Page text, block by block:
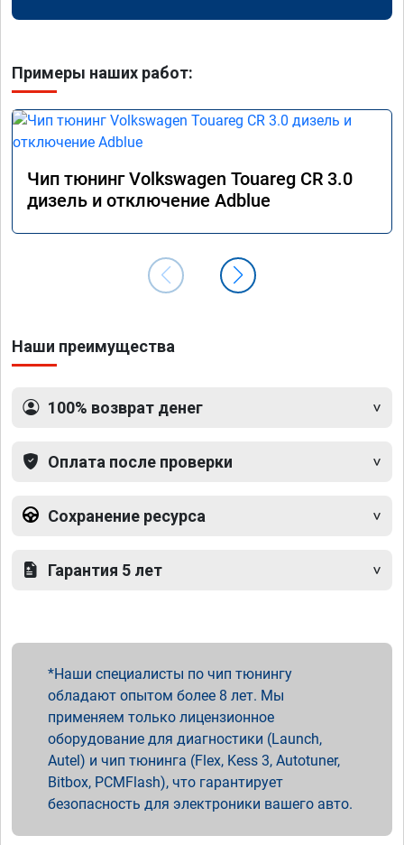
Примеры наших работ:
Чип тюнинг Volkswagen Touareg CR 3.0
дизель и отключение Adblue
Наши преимущества
100% возврат денег
Оплата после проверки
Сохранение ресурса
Гарантия 5 лет
Наши специалисты по чип тюнингу
обладают опытом более 8 лет. Мы
применяем только лицензионное
оборудование для диагностики (Launch,
Autel) и чип тюнинга (Flex, Kess 3, Autotuner,
Bitbox, PCMFlash), что гарантирует
безопасность для электроники вашего авто.